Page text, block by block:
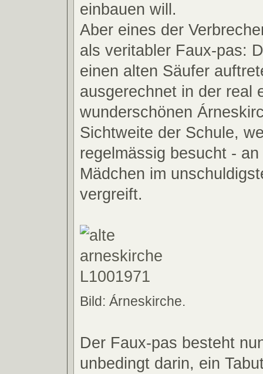
einbauen will.
Aber eines der
als veritabler Faux-pas:
einen alten Säufer
ausgerechnet in der real
wunderschönen
Sichtweite der Schule,
regelmässig besucht -
Mädchen im
vergreift.
Bild: Árneskirche.
Der Faux-pas besteht
unbedingt darin, ein